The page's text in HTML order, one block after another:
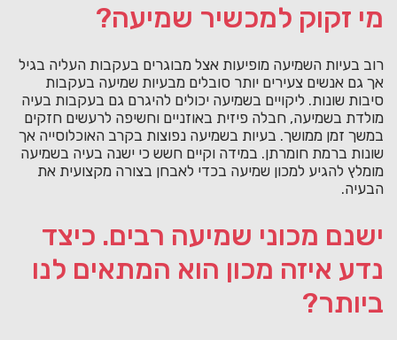
מי זקוק למכשיר שמיעה?
רוב בעיות השמיעה מופיעות אצל מבוגרים בעקבות העליה בגיל
אך גם אנשים צעירים יותר סובלים מבעיות שמיעה בעקבות
סיבות שונות. ליקויים בשמיעה יכולים להיגרם גם בעקבות בעיה
מולדת בשמיעה, חבלה פיזית באוזניים וחשיפה לרעשים חזקים
במשך זמן ממושך. בעיות בשמיעה נפוצות בקרב האוכלוסייה אך
שונות ברמת חומרתן. במידה וקיים חשש כי ישנה בעיה בשמיעה
מומלץ להגיע למכון שמיעה בכדי לאבחן בצורה מקצועית את
הבעיה.
ישנם מכוני שמיעה רבים. כיצד
נדע איזה מכון הוא המתאים לנו
ביותר?